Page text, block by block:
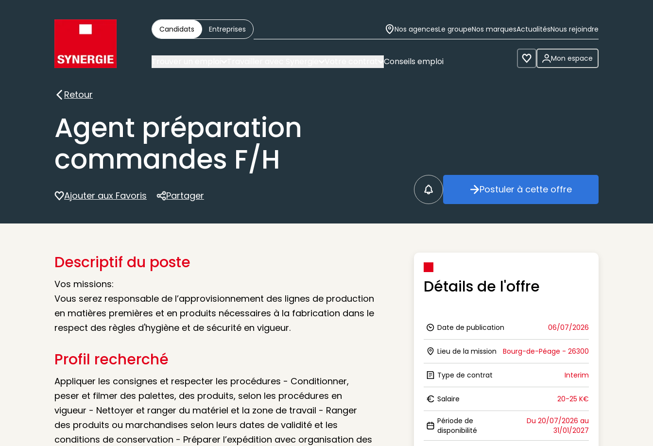
Candidats Entreprises Nos agencesLe groupeNos marquesActualitésNous rejoindre
Conseils emploi Voir les favoris
Mon espace
Retour
Retour
Agent préparation
commandes F/H
Ajouter aux Favoris
Partager
Partager Créer mon alerte Postuler à cette offre
Postuler à cette offre
Descriptif du poste
Vos missions:
Vous serez responsable de l’approvisionnement des lignes de production
en matières premières et en produits nécessaires à la fabrication dans le
respect des règles d'hygiène et de sécurité en vigueur.
Profil recherché
Appliquer les consignes et respecter les procédures - Conditionner,
peser et filmer des palettes, des produits, selon les procédures en
vigueur - Nettoyer et ranger du matériel et la zone de travail - Ranger
des produits ou marchandises selon leurs dates de validité et les
conditions de conservation - Préparer l’expédition avec organisation des
Détails de l'offre
Icon Date de publication
Date de publication 06/07/2026
Icon Lieu de la mission
Lieu de la mission Bourg-de-Péage - 26300
Icon Type de contrat
Type de contrat Interim
Icon Salaire
Salaire 20-25 K€
Icon Période de disponibilité
Période de
disponibilité
Du 20/07/2026 au
31/01/2027